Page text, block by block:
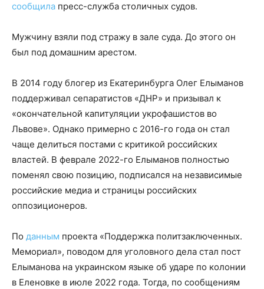
сообщила пресс-служба столичных судов.
Мужчину взяли под стражу в зале суда. До этого он
был под домашним арестом.
В 2014 году блогер из Екатеринбурга Олег Елыманов
поддерживал сепаратистов «ДНР» и призывал к
«окончательной капитуляции укрофашистов во
Львове». Однако примерно с 2016-го года он стал
чаще делиться постами с критикой российских
властей. В феврале 2022-го Елыманов полностью
поменял свою позицию, подписался на независимые
российские медиа и страницы российских
оппозиционеров.
По данным проекта «Поддержка политзаключенных.
Мемориал», поводом для уголовного дела стал пост
Елыманова на украинском языке об ударе по колонии
в Еленовке в июле 2022 года. Тогда, по сообщениям